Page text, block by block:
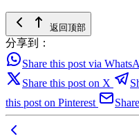
返回顶部
分享到：
Share this post via
Share this post on X
this post on Pinterest